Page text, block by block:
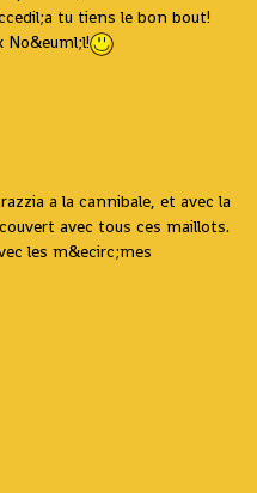
tu tiens le bon bout!
a la cannibale, et avec la
avec tous ces maillots.
les m&ecirc;mes